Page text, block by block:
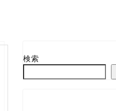
検索